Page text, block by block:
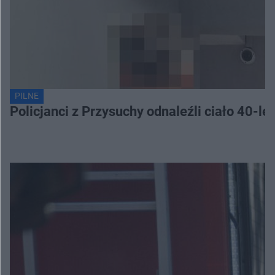
PILNE
Policjanci z Przysuchy odnaleźli ciało 40-